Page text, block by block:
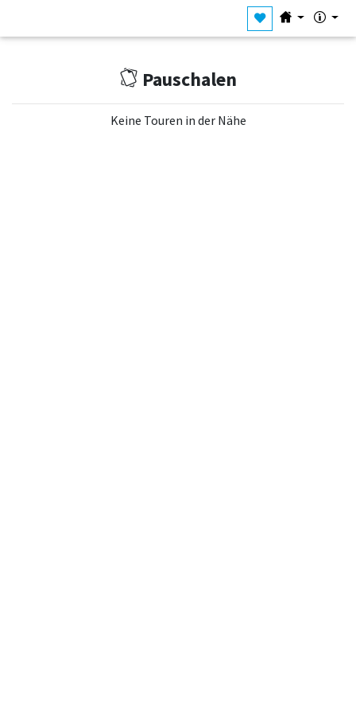
Pauschalen
Keine Touren in der Nähe